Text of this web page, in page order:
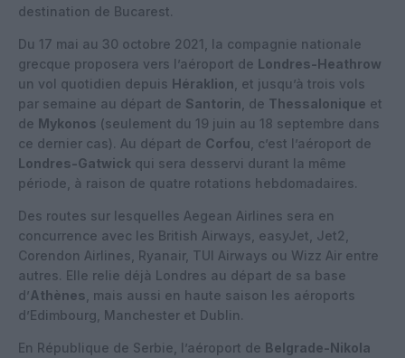
destination de Bucarest.
Du 17 mai au 30 octobre 2021, la compagnie nationale
grecque proposera vers l’aéroport de Londres-Heathrow
un vol quotidien depuis Héraklion , et jusqu’à trois vols
par semaine au départ de Santorin , de Thessalonique et
de Mykonos (seulement du 19 juin au 18 septembre dans
ce dernier cas). Au départ de Corfou , c’est l’aéroport de
Londres-Gatwick qui sera desservi durant la même
période, à raison de quatre rotations hebdomadaires.
Des routes sur lesquelles Aegean Airlines sera en
concurrence avec les British Airways, easyJet, Jet2,
Corendon Airlines, Ryanair, TUI Airways ou Wizz Air entre
autres. Elle relie déjà Londres au départ de sa base
d’Athènes , mais aussi en haute saison les aéroports
d’Edimbourg, Manchester et Dublin.
En République de Serbie, l’aéroport de Belgrade-Nikola